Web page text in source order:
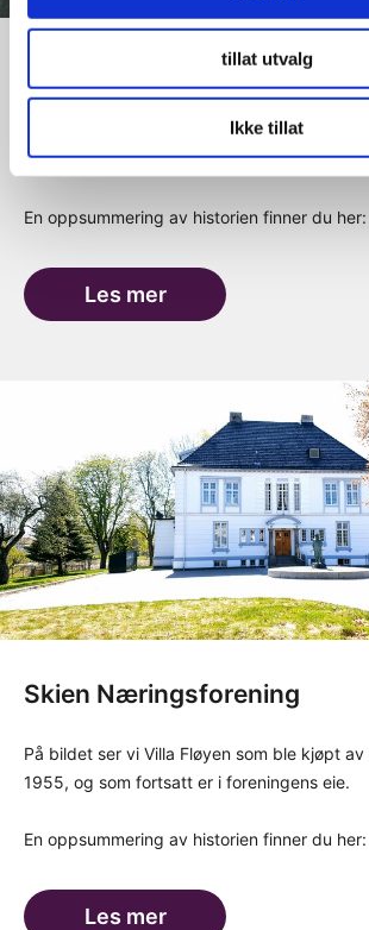
tillat utvalg
Ikke tillat
Porsgrunn Næringsforening
På bildet ser vi 20 representanter fra hele
Porsgrund 2. oktober 1889
En oppsummering av historien finner du her:
Les mer
Skien Næringsforening
På bildet ser vi Villa Fløyen som ble kjøpt
1955, og som fortsatt er i foreningens eie.
En oppsummering av historien finner du her:
Les mer